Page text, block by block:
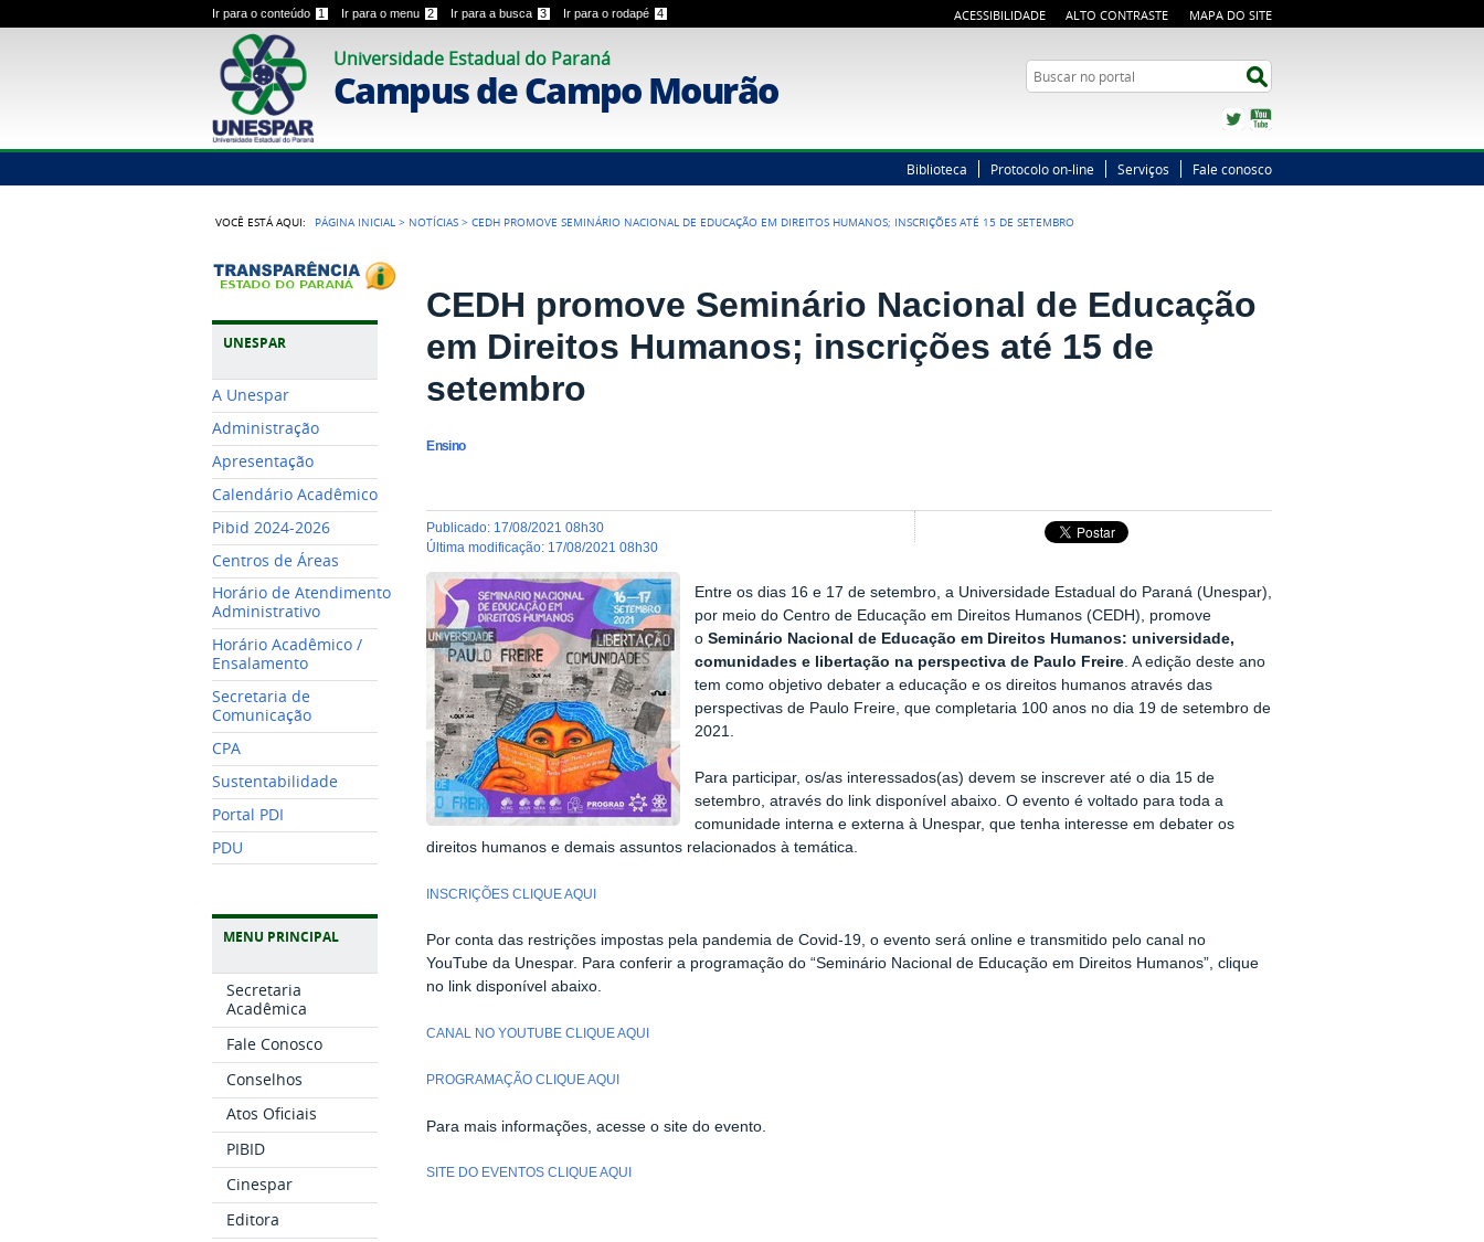
Ir para o conteúdo 1 Ir para o menu 2 Ir para a busca 3 Ir para o rodapé 4 ACESSIBILIDADE ALTO CONTRASTE MAPA DO SITE
Universidade Estadual do Paraná
Campus de Campo Mourão Busca
Twitter
Biblioteca Protocolo on-line Serviços Fale conosco
VOCÊ ESTÁ AQUI: PÁGINA INICIAL > NOTÍCIAS >CEDH PROMOVE SEMINÁRIO NACIONAL DE EDUCAÇÃO EM DIREITOS HUMANOS; INSCRIÇÕES ATÉ 15 DE SETEMBRO
UNESPAR
A Unespar
Administração
Apresentação
Calendário Acadêmico
Pibid 2024-2026
Centros de Áreas
Horário de Atendimento
Administrativo
Horário Acadêmico /
Ensalamento
Secretaria de
Comunicação
CPA
Sustentabilidade
Portal PDI
PDU
MENU PRINCIPAL
Secretaria
Acadêmica
Fale Conosco
Conselhos
Atos Oficiais
PIBID
Cinespar
Editora
CEDH promove Seminário Nacional de Educação
em Direitos Humanos; inscrições até 15 de
setembro
Ensino
publicado: 17/08/2021 08h30
última modificação: 17/08/2021 08h30
Entre os dias 16 e 17 de setembro, a Universidade Estadual do Paraná (Unespar),
por meio do Centro de Educação em Direitos Humanos (CEDH), promove
o Seminário Nacional de Educação em Direitos Humanos: universidade,
comunidades e libertação na perspectiva de Paulo Freire. A edição deste ano
tem como objetivo debater a educação e os direitos humanos através das
perspectivas de Paulo Freire, que completaria 100 anos no dia 19 de setembro de
2021.
Para participar, os/as interessados(as) devem se inscrever até o dia 15 de
setembro, através do link disponível abaixo. O evento é voltado para toda a
comunidade interna e externa à Unespar, que tenha interesse em debater os
direitos humanos e demais assuntos relacionados à temática.
INSCRIÇÕES CLIQUE AQUI
Por conta das restrições impostas pela pandemia de Covid-19, o evento será online e transmitido pelo canal no
YouTube da Unespar. Para conferir a programação do “Seminário Nacional de Educação em Direitos Humanos”, clique
no link disponível abaixo.
CANAL NO YOUTUBE CLIQUE AQUI
PROGRAMAÇÃO CLIQUE AQUI
Para mais informações, acesse o site do evento.
SITE DO EVENTOS CLIQUE AQUI